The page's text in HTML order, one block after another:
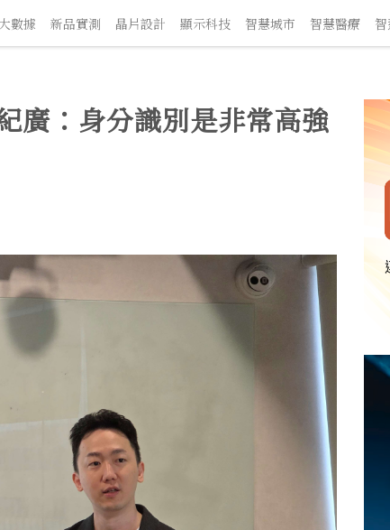
廣：身分識別是非常高強
新品實測 晶片設計 顯示科技 智慧城市 智慧醫療 智慧交